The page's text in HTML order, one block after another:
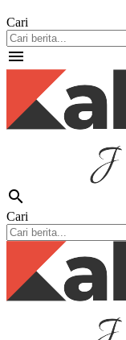
Cari
menu
search
Cari